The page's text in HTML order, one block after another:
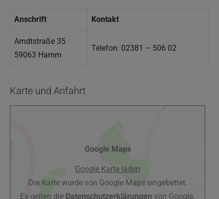
Anschrift Kontakt
Arndtstraße 35
59063 Hamm
Telefon: 02381 – 506 02
Karte und Anfahrt
Google Maps
Google Karte laden
Die Karte wurde von Google Maps eingebettet.
Es gelten die Datenschutzerklärungen von Google.